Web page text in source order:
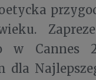
w Cannes
dla